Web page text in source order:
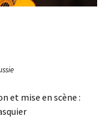
et mise en scène :